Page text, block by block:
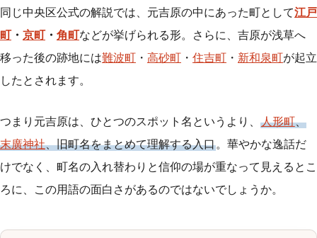
同じ中央区公式の解説では、元吉原の中にあった町として江戸
町・ 京町・ 角町などが挙げられる形。さらに、吉原が浅草へ
移った後の跡地には難波町 ・ 高砂町 ・ 住吉町 ・ 新和泉町が起立
したとされます。
つまり元吉原は、ひとつのスポット名というより、 人形町、
末廣神社、旧町名をまとめて理解する入口。華やかな逸話だ
けでなく、町名の入れ替わりと信仰の場が重なって見えるとこ
ろに、この用語の面白さがあるのではないでしょうか。